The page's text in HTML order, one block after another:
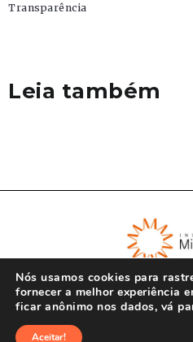
Transparência
Leia também
Nós usamos cookies para
fornecer a melhor experiência
ficar anônimo nos dados, vá
Aceitar!